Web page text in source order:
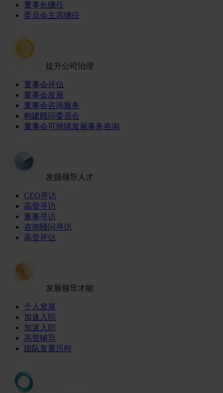
董事长继任
委员会主席继任
提升公司治理
董事会评估
董事会发展
董事会咨询服务
构建顾问委员会
董事会可持续发展事务咨询
发掘领导人才
CEO寻访
高管寻访
董事寻访
咨询顾问寻访
高管评估
发展领导才能
个人发展
加速入职
加速入职
高管辅导
团队发展历程